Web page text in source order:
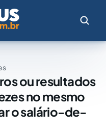
ou resultados
no mesmo
o salário-de-